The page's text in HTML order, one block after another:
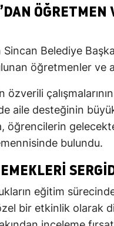
ÖĞRETMEN
Belediye
öğretmenler ve
özverili
aile desteğinin
öğrencilerin
bulundu.
eğitim
bir etkinlik olarak